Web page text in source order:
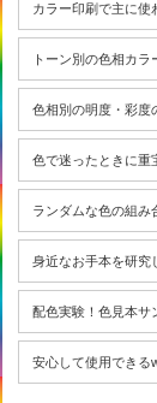
カラー印刷で主に使
トーン別の色相カラ
色相別の明度・彩度
色で迷ったときに重
ランダムな色の組み
身近なお手本を研究
配色実験！色見本サ
安心して使用できる